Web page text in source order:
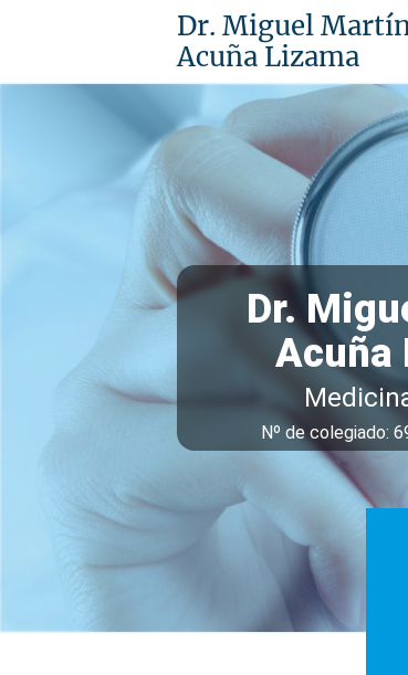
Dr. Miguel
Acuña Lizama
Dr.
Acuña
Nº de colegiado: